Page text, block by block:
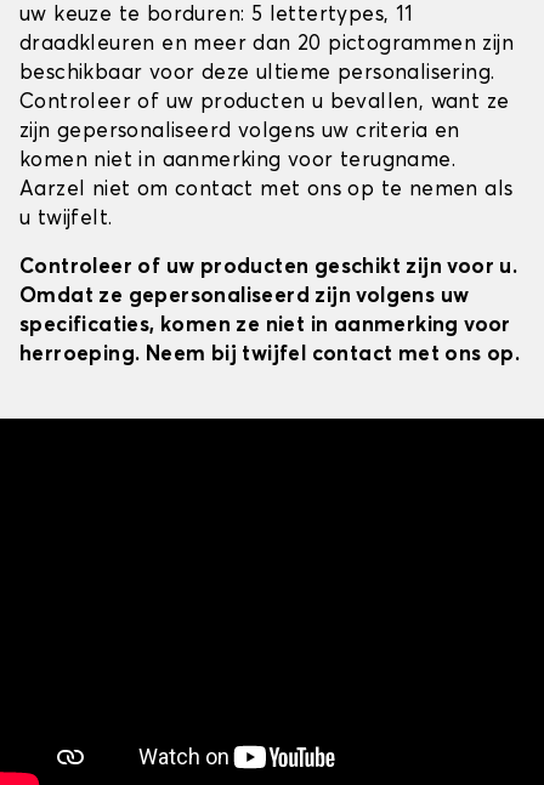
uw keuze te borduren: 5 lettertypes, 11
draadkleuren en meer dan 20 pictogrammen zijn
beschikbaar voor deze ultieme personalisering.
Controleer of uw producten u bevallen, want ze
zijn gepersonaliseerd volgens uw criteria en
komen niet in aanmerking voor terugname.
Aarzel niet om contact met ons op te nemen als
u twijfelt.
Controleer of uw producten geschikt zijn voor u.
Omdat ze gepersonaliseerd zijn volgens uw
specificaties, komen ze niet in aanmerking voor
herroeping. Neem bij twijfel contact met ons op.